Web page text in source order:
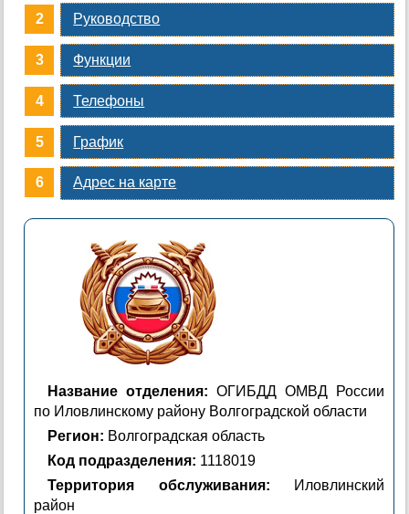
Руководство
Функции
Телефоны
График
Адрес на карте
Название отделения: ОГИБДД ОМВД России
по Иловлинскому району Волгоградской области
Регион: Волгоградская область
Код подразделения: 1118019
Территория обслуживания: Иловлинский
район